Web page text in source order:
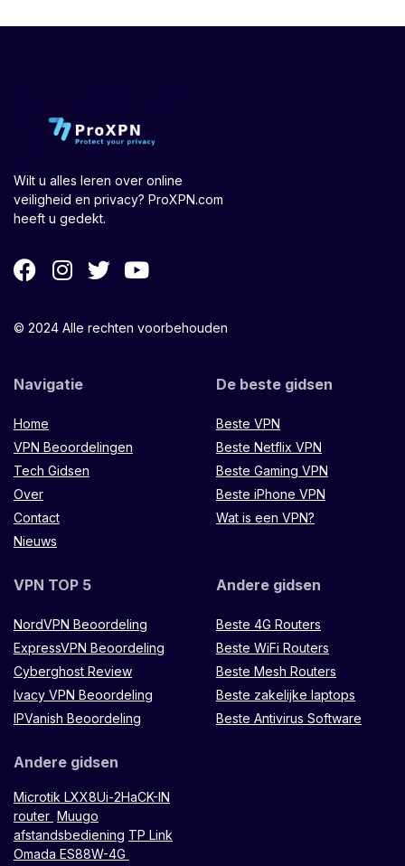
Wilt u alles leren over online
veiligheid en privacy? ProXPN.com
heeft u gedekt.
© 2024 Alle rechten voorbehouden
Navigatie
Home
VPN Beoordelingen
Tech Gidsen
Over
Contact
Nieuws
De beste gidsen
Beste VPN
Beste Netflix VPN
Beste Gaming VPN
Beste iPhone VPN
Wat is een VPN?
VPN TOP 5
NordVPN Beoordeling
ExpressVPN Beoordeling
Cyberghost Review
Ivacy VPN Beoordeling
IPVanish Beoordeling
Andere gidsen
Beste 4G Routers
Beste WiFi Routers
Beste Mesh Routers
Beste zakelijke laptops
Beste Antivirus Software
Andere gidsen
Microtik LXX8Ui-2HaCK-IN
router Muugo
afstandsbediening TP Link
Omada ES88W-4G